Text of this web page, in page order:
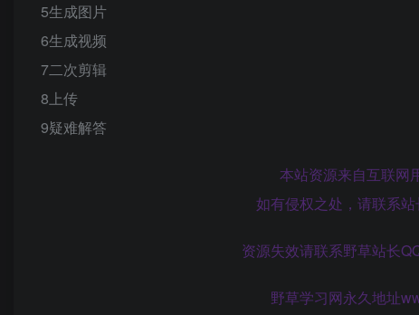
5生成图片
6生成视频
7二次剪辑
8上传
9疑难解答
本站资源来自互联网
如有侵权之处，请联系
资源失效请联系野草站长
野草学习网永久地址